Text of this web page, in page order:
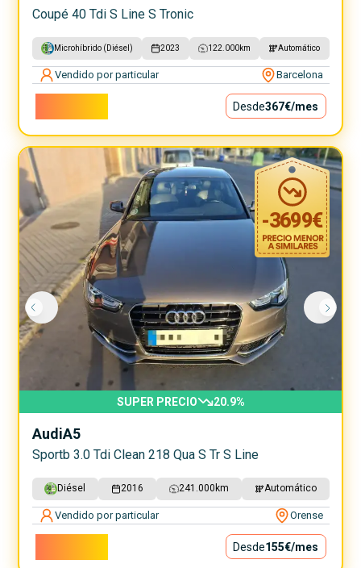
Coupé 40 Tdi S Line S Tronic
Microhíbrido (Diésel) 2023 122.000km Automático
Vendido por particular Barcelona
Desde367€/mes
-3699€
SUPER PRECIO 20.9%
AudiA5
Sportb 3.0 Tdi Clean 218 Qua S Tr S Line
Diésel 2016 241.000 km Automático
Vendido por particular Orense
Desde155€/mes